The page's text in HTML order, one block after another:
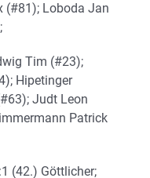
(#81); Loboda Jan
Tim (#23);
Hipetinger
Judt Leon
Patrick
(42.) Göttlicher;